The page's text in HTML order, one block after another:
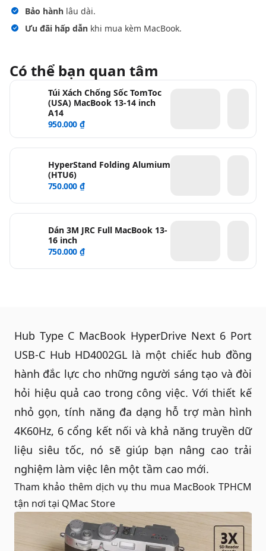
Bảo hành lâu dài.
Ưu đãi hấp dẫn khi mua kèm MacBook.
Có thể bạn quan tâm
Túi Xách Chống Sốc TomToc
(USA) MacBook 13-14 inch
A14
950.000 ₫
HyperStand Folding Alumium
(HTU6)
750.000 ₫
Dán 3M JRC Full MacBook 13-
16 inch
750.000 ₫
Hub Type C MacBook HyperDrive Next 6 Port
USB-C Hub HD4002GL là một chiếc hub đồng
hành đắc lực cho những người sáng tạo và đòi
hỏi hiệu quả cao trong công việc. Với thiết kế
nhỏ gọn, tính năng đa dạng hỗ trợ màn hình
4K60Hz, 6 cổng kết nối và khả năng truyền dữ
liệu siêu tốc, nó sẽ giúp bạn nâng cao trải
nghiệm làm việc lên một tầm cao mới.
Tham khảo thêm dịch vụthu mua MacBook TPHCM
tận nơi tại QMac Store